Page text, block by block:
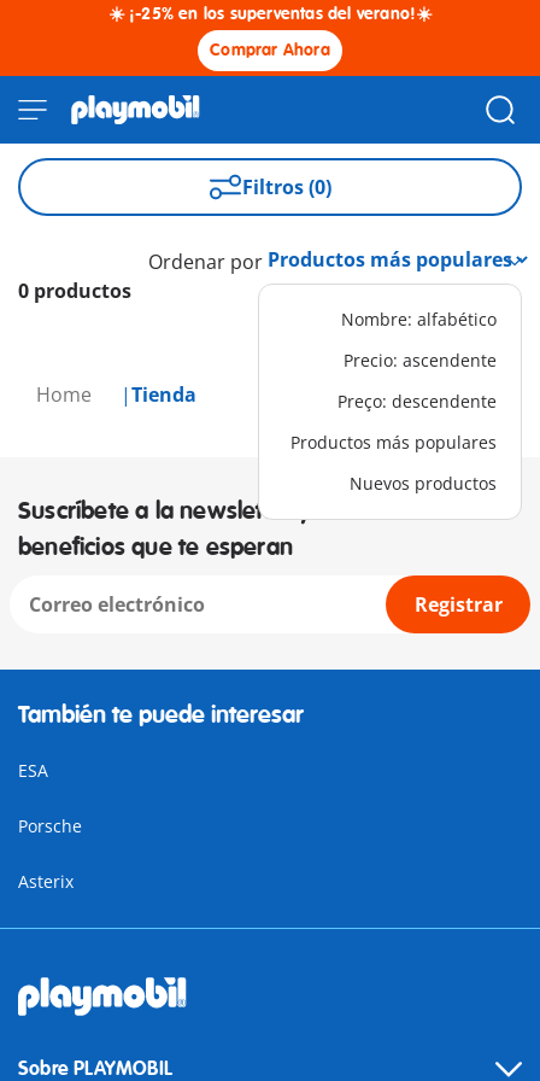
☀️ ¡-25% en los superventas del verano!☀️
Comprar Ahora
Home Tienda
Filtros (0)
0 productos
Ordenar por
Nombre: alfabético
Precio: ascendente
Preço: descendente
Productos más populares
Nuevos productos
Suscríbete a la newsletter y descubre los
beneficios que te esperan
Registrar
También te puede interesar
ESA
Porsche
Asterix
Sobre PLAYMOBIL